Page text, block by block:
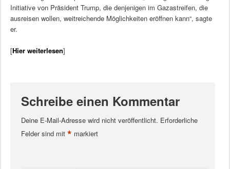
Initiative von Präsident Trump, die denjenigen im Gazastreifen, die
ausreisen wollen, weitreichende Möglichkeiten eröffnen kann“, sagte
er.
[Hier weiterlesen]
Schreibe einen Kommentar
Deine E-Mail-Adresse wird nicht veröffentlicht. Erforderliche
Felder sind mit * markiert